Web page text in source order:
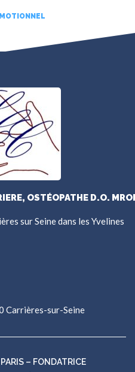
OSTÉOPATHE D.O.
sur Seine dans les Yvelines
Carrières-sur-Seine
– FONDATRICE